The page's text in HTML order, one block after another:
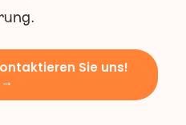
Sie uns!
→